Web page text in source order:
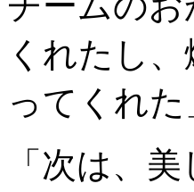
くれたし
ってくれた
「次は、